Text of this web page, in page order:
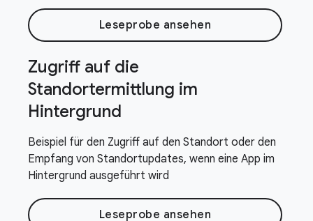
Leseprobe ansehen
Zugriff auf die
Standortermittlung im
Hintergrund
Beispiel für den Zugriff auf den Standort oder den
Empfang von Standortupdates, wenn eine App im
Hintergrund ausgeführt wird
Leseprobe ansehen